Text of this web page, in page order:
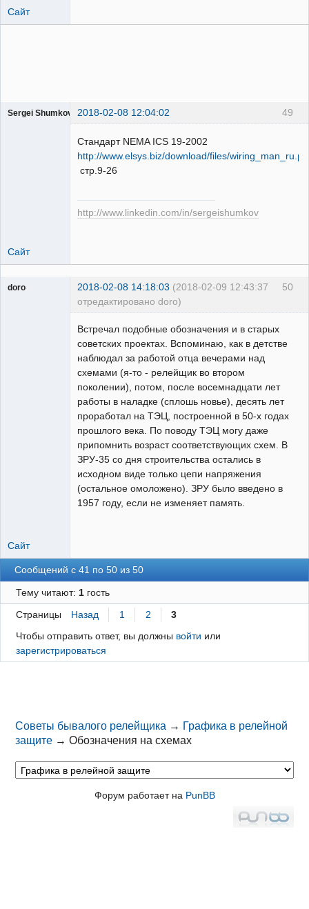
Сайт
49
Sergei Shumkov 2018-02-08 12:04:02
Стандарт NEMA ICS 19-2002
http://www.elsys.biz/download/files/
стр.9-26
http://www.linkedin.com/in/sergeishumkov
Сайт
50
doro 2018-02-08 14:18:03 (2018-02-09 12:43:37
отредактировано doro)
Встречал подобные обозначения и в старых
советских проектах. Вспоминаю, как в детстве
наблюдал за работой отца вечерами над
схемами (я-то - релейщик во втором
поколении), потом, после восемнадцати лет
работы в наладке (сплошь новье), десять лет
проработал на ТЭЦ, построенной в 50-х годах
прошлого века. По поводу ТЭЦ могу даже
припомнить возраст соответствующих схем. В
ЗРУ-35 со дня строительства остались в
исходном виде только цепи напряжения
(остальное омоложено). ЗРУ было введено в
1957 году, если не изменяет память.
Сайт
Сообщений с 41 по 50 из 50
Тему читают: 1гость
Страницы Назад 1 2
3
Чтобы отправить ответ, вы должны войти или
зарегистрироваться
Советы бывалого релейщика → Графика в релейной
защите →Обозначения на схемах
Форум работает на PunBB